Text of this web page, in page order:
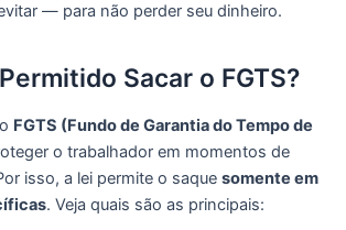
— para não perder seu dinheiro.
Sacar o FGTS?
FGTS (Fundo de Garantia do Tempo de
o trabalhador em momentos de
isso, a lei permite o saque somente em
. Veja quais são as principais: